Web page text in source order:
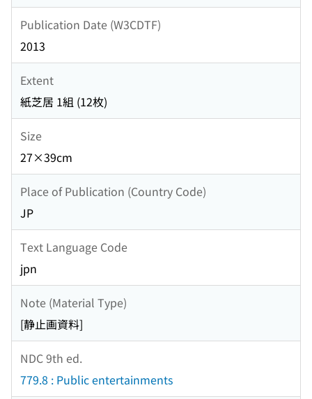
Publication Date (W3CDTF)
2013
Extent
紙芝居 1組 (12枚)
Size
27×39cm
Place of Publication (Country Code)
JP
Text Language Code
jpn
Note (Material Type)
[静止画資料]
NDC 9th ed.
779.8 : Public entertainments